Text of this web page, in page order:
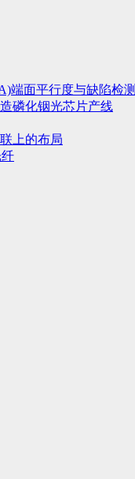
端面平行度与缺陷检测
磷化铟光芯片产线
上的布局